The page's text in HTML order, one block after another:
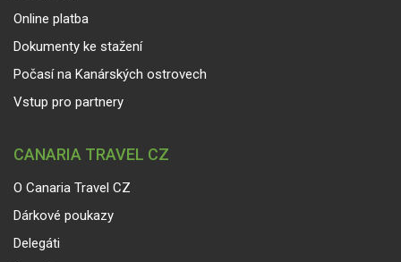
Online platba
Dokumenty ke stažení
Počasí na Kanárských ostrovech
Vstup pro partnery
CANARIA TRAVEL CZ
O Canaria Travel CZ
Dárkové poukazy
Delegáti